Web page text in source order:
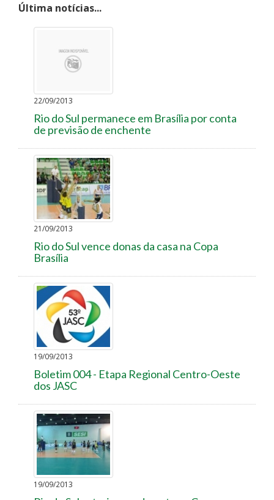
Última notícias...
22/09/2013
Rio do Sul permanece em Brasília por conta
de previsão de enchente
21/09/2013
Rio do Sul vence donas da casa na Copa
Brasília
19/09/2013
Boletim 004 - Etapa Regional Centro-Oeste
dos JASC
19/09/2013